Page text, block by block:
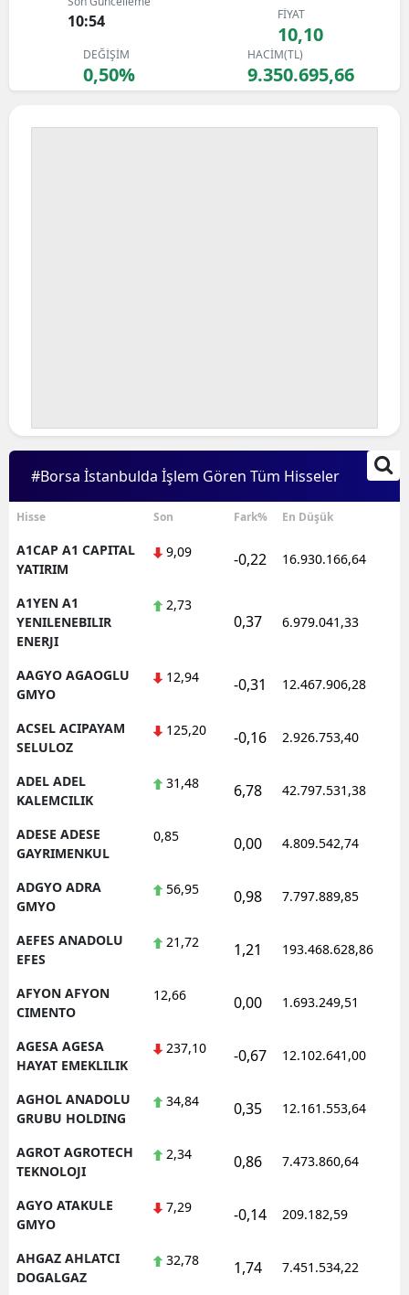
Bingöl
Bitlis
Bolu
Edirne
Elazığ
Erzincan
Gaziantep
Gümüşhane
Hakkari
Mersin
Kars
Kastamonu
Kırklareli
Kırşehir
Kütahya
10:54 FİYAT
10,10
DEĞİŞİM
0,50%
HACİM(TL)
9.350.695,66
#Borsa İstanbulda İşlem Gören Tüm Hisseler
Hisse Son Fark% En Düşük
A1CAP A1 CAPITAL
YATIRIM
9,09 -0,22 16.930.166,64
A1YEN A1
YENILENEBILIR
ENERJI
2,73
0,37 6.979.041,33
AAGYO AGAOGLU
GMYO
12,94 -0,31 12.467.906,28
ACSEL ACIPAYAM
SELULOZ
125,20 -0,16 2.926.753,40
ADEL ADEL
KALEMCILIK
31,48 6,78 42.797.531,38
ADESE ADESE
GAYRIMENKUL
0,85 0,00 4.809.542,74
ADGYO ADRA
GMYO
56,95 0,98 7.797.889,85
AEFES ANADOLU
EFES
21,72 1,21 193.468.628,86
AFYON AFYON
CIMENTO
12,66 0,00 1.693.249,51
AGESA AGESA
HAYAT EMEKLILIK
237,10 -0,67 12.102.641,00
AGHOL ANADOLU
GRUBU HOLDING
34,84 0,35 12.161.553,64
AGROT AGROTECH
TEKNOLOJI
2,34 0,86 7.473.860,64
AGYO ATAKULE
GMYO
7,29 -0,14 209.182,59
AHGAZ AHLATCI
DOGALGAZ
32,78 1,74 7.451.534,22